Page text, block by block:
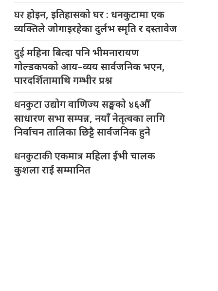
घरहोइन, इतिहासको घर : धनकुटामा एक
व्यक्तिले जोगाइरहेका दुर्लभ स्मृति र दस्तावेज
दुईमहिना बित्दा पनि भीमनारायण
गोल्डकपको आय–व्यय सार्वजनिक भएन,
पारदर्शितामाथि गम्भीर प्रश्न
धनकुटाउद्योग वाणिज्य सङ्घको ४६औँ
साधारण सभा सम्पन्न, नयाँ नेतृत्वका लागि
निर्वाचन तालिका छिट्टै सार्वजनिक हुने
धनकुटाकीएकमात्र महिला ईभी चालक
कुशला राई सम्मानित